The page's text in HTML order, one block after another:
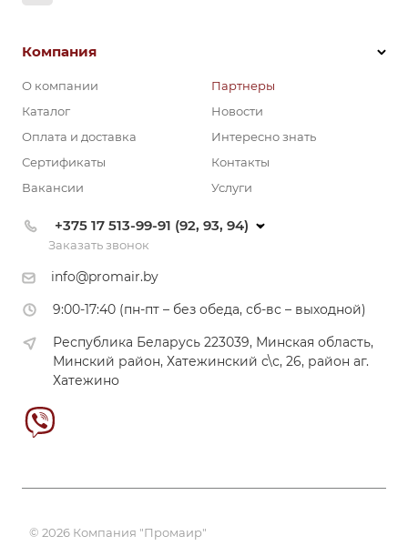
Компания
О компании
Каталог
Оплата и доставка
Сертификаты
Вакансии
Партнеры
Новости
Интересно знать
Контакты
Услуги
+375 17 513-99-91 (92, 93, 94)
Заказать звонок
info@promair.by
9:00-17:40 (пн-пт – без обеда, сб-вс – выходной)
Республика Беларусь 223039, Минская область,
Минский район, Хатежинский с\с, 26, район аг.
Хатежино
© 2026 Компания "Промаир"